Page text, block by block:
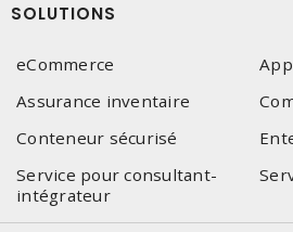
SOLUTIONS
eCommerce
Assurance inventaire
Conteneur sécurisé
Service pour consultant-
intégrateur